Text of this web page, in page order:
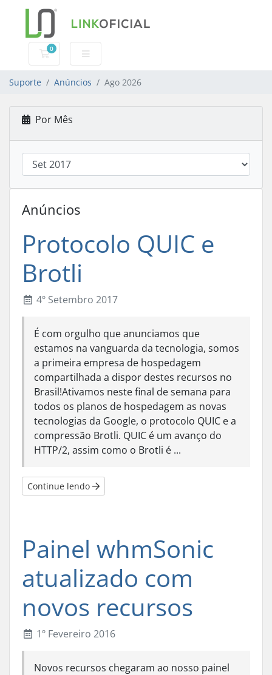
0
Carrinho de Compras
Suporte Anúncios Ago 2026
Por Mês
Anúncios
Protocolo QUIC e
Brotli
4º Setembro 2017
É com orgulho que anunciamos que
estamos na vanguarda da tecnologia, somos
a primeira empresa de hospedagem
compartilhada a dispor destes recursos no
Brasil!Ativamos neste final de semana para
todos os planos de hospedagem as novas
tecnologias da Google, o protocolo QUIC e a
compressão Brotli. QUIC é um avanço do
HTTP/2, assim como o Brotli é ...
Continue lendo
Painel whmSonic
atualizado com
novos recursos
1º Fevereiro 2016
Novos recursos chegaram ao nosso painel